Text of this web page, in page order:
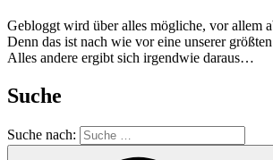
Gebloggt wird über alles mögliche, vor allem
Denn das ist nach wie vor eine unserer
Alles andere ergibt sich irgendwie daraus…
Suche
Suche nach: